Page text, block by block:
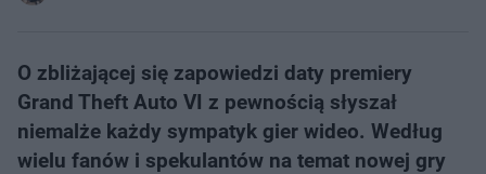
O zbliżającej się zapowiedzi daty premiery
Grand Theft Auto VI z pewnością słyszał
niemalże każdy sympatyk gier wideo. Według
wielu fanów i spekulantów na temat nowej gry